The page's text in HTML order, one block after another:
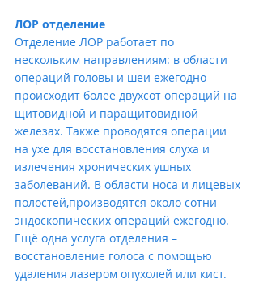
ЛОР отделение
Отделение ЛОР работает по
нескольким направлениям: в области
операций головы и шеи ежегодно
происходит более двухсот операций на
щитовидной и паращитовидной
железах. Также проводятся операции
на ухе для восстановления слуха и
излечения хронических ушных
заболеваний. В области носа и лицевых
полостей,производятся около сотни
эндоскопических операций ежегодно.
Ещё одна услуга отделения –
восстановление голоса с помощью
удаления лазером опухолей или кист.